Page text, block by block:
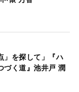
」を探して」『ハ
く道』池井戸 潤